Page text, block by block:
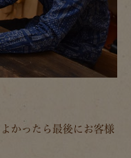
かったら最後にお客様